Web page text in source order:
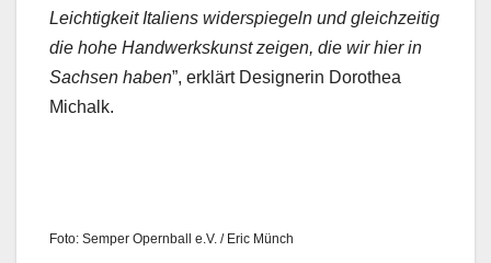
Leichtigkeit Ital­iens wider­spiegeln und gle­ichzeit­ig
die hohe Handw­erk­skun­st zeigen, die wir hier in
Sach­sen haben”, erk­lärt Designer­in Dorothea
Michalk.
Foto: Sem­per Opern­ball e.V. / Eric Münch